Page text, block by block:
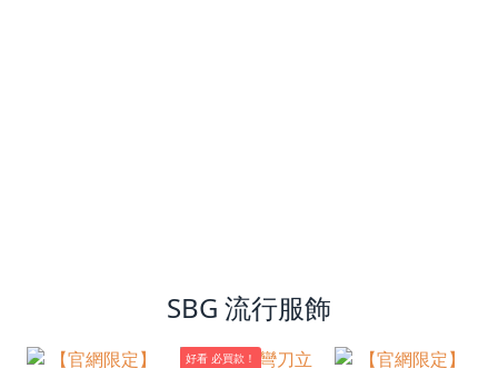
SBG 流行服飾
好看 必買款！